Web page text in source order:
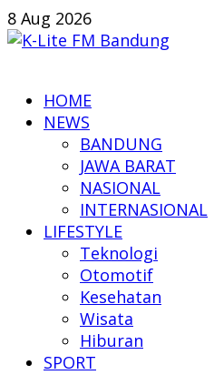
Skip
to
8 Aug 2026
Lite
Bandung
News
HOME
NEWS
BANDUNG
JAWA BARAT
NASIONAL
INTERNASIONAL
LIFESTYLE
Teknologi
Otomotif
Kesehatan
Wisata
Hiburan
SPORT